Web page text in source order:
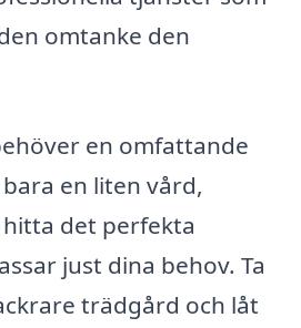
omtanke den
en omfattande
en liten vård,
det perfekta
just dina behov. Ta
trädgård och låt